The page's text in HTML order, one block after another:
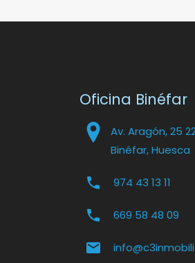
Oficina Binéfar
Av. Aragón, 25
Binéfar, Huesca
974 43 13 11
669 58 48 09